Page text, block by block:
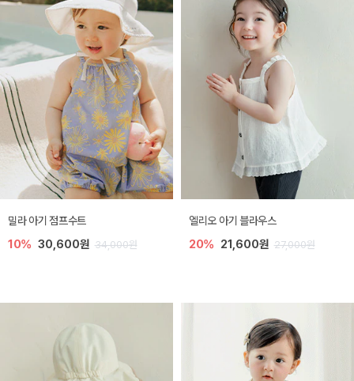
밀라 아기 점프수트
10% 30,600원 34,000원
엘리오 아기 블라우스
20% 21,600원 27,000원